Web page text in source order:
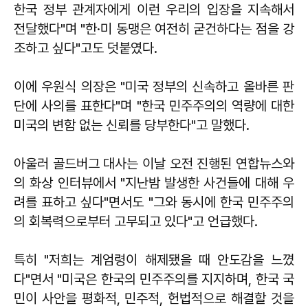
한국 정부 관계자에게 이런 우리의 입장을 지속해서
전달했다"며 "한·미 동맹은 여전히 굳건하다는 점을 강
조하고 싶다"고도 덧붙였다.
이에 우원식 의장은 "미국 정부의 신속하고 올바른 판
단에 사의를 표한다"며 "한국 민주주의의 역량에 대한
미국의 변함 없는 신뢰를 당부한다"고 말했다.
아울러 골드버그 대사는 이날 오전 진행된 연합뉴스와
의 화상 인터뷰에서 "지난밤 발생한 사건들에 대해 우
려를 표하고 싶다"면서도 "그와 동시에 한국 민주주의
의 회복력으로부터 고무되고 있다"고 언급했다.
특히 "저희는 계엄령이 해제됐을 때 안도감을 느꼈
다"면서 "미국은 한국의 민주주의를 지지하며, 한국 국
민이 사안을 평화적, 민주적, 헌법적으로 해결할 것을